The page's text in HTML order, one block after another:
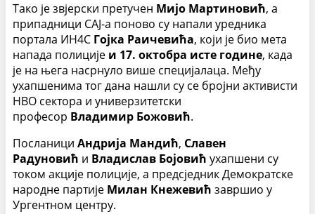
Тако је звјерски претучен Мијо Мартиновић, а
припадници САЈ-а поново су напали уредника
портала ИН4С Гојка Раичевића, који је био мета
напада полиције и 17. октобра исте године, када
је на њега насрнуло више специјалаца. Међу
ухапшенима тог дана нашли су се бројни активисти
НВО сектора и универзитетски
професор Владимир Божовић.
Посланици Андрија Мандић, Славен
Радуновић и Владислав Бојовић ухапшени су
током акције полиције, а предсједник Демократске
народне партије Милан Кнежевић завршио у
Ургентном центру.